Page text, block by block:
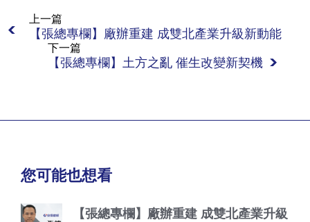
上一篇
【張總專欄】廠辦重建 成雙北產業升級新動能
下一篇
【張總專欄】土方之亂 催生改變新契機
您可能也想看
【張總專欄】廠辦重建 成雙北產業升級